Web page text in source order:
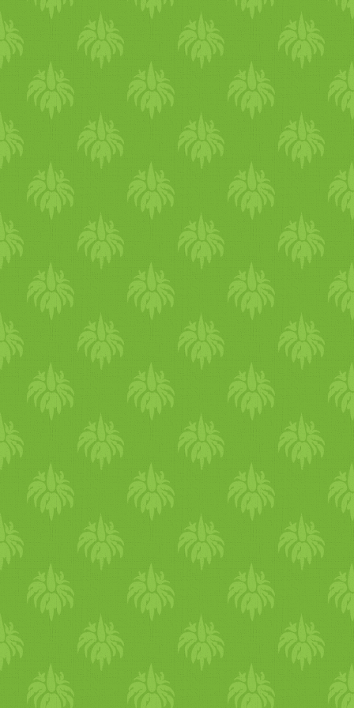
figyelj a vízbevitelre és az
elektrolit-egyensúlyra.
Mindig légy tudatos a tested
jelzéseiről, ha szomjas vagy
igyál - ehhez mindig legyen
nálad víz. A pitta
a hő kimerítheti a májat. A
túlterhelt máj nem biztos,
hogy képes feldolgozni a
belső méreganyagokat.
Ezeket a méreganyagokat
ezután a bőr szabadítja fel,
kiütéseket és pattanásokat
okozva. Ha pitta alkatú vagy,
különösen figyelj, hogy ne
terheld túl a májadat és